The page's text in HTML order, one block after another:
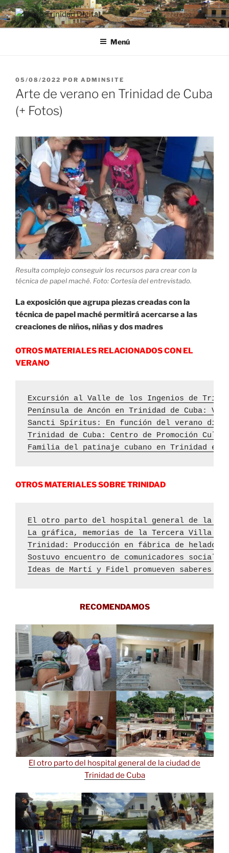
Saltar
al
contenido
RADIO TRINIDAD DIGITAL
Desde la Ciudad Museo del Caribe
Menú
PUBLICADO
EL
05/08/2022 POR ADMINSITE
Arte de verano en Trinidad de Cuba
(+ Fotos)
Resulta complejo conseguir los recursos para crear con la
técnica de papel maché. Foto: Cortesía del entrevistado.
La exposición que agrupa piezas creadas con la
técnica de papel maché permitirá acercarse a las
creaciones de niños, niñas y dos madres
OTROS MATERIALES RELACIONADOS CON EL
VERANO
Excursión al Valle de los Ingenios de
Península de Ancón en Trinidad de Cuba:
Sancti Spíritus: En función del verano
Trinidad de Cuba: Centro de Promoción
Familia del patinaje cubano en Trinidad en
OTROS MATERIALES SOBRE TRINIDAD
El otro parto del hospital general de la
La gráfica, memorias de la Tercera Villa de
Trinidad: Producción en fábrica de helados
Sostuvo encuentro de comunicadores
Ideas de Martí y Fidel promueven saberes
RECOMENDAMOS
El otro parto del hospital general de la ciudad de
Trinidad de Cuba